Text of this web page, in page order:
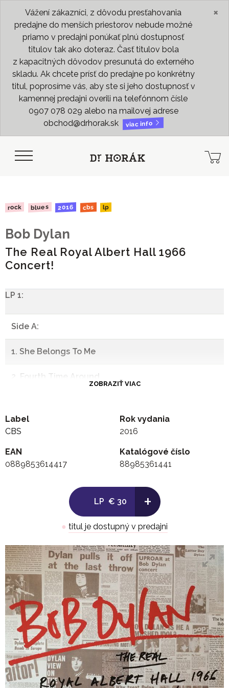
Vážení zákazníci, z dôvodu presťahovania
predajne do menších priestorov nebude možné
priamo v predajni ponúkať plnú dostupnosť
titulov tak ako doteraz. Časť titulov bola
z kapacitných dôvodov presunutá do externého
skladu. Ak chcete prísť do predajne po konkrétny
titul, poprosíme vás, aby ste si jeho dostupnosť v
kamennej predajni overili na telefónnom čísle
0907 078 029 alebo na mailovej adrese
obchod@drhorak.sk
viac info
×
rock blues 2016 cbs lp
Bob Dylan
The Real Royal Albert Hall 1966
Concert!
LP 1:
Side A:
1. She Belongs To Me
2. Fourth Time Around
4. It's All Over Now, Baby Blue
-
1. Desolation Row
2. Just Like A Woman
3. Mr. Tambourine Man
LP 2:
Side C:
1. Tell Me, Momma
2. I Don't Believe You (She Acts Like We Never Have
ZOBRAZIŤ VIAC
Label
CBS
Rok vydania
2016
EAN
0889853614417
Katalógové číslo
88985361441
LP € 30 +
● titul je dostupný v predajni